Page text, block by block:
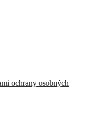
ochrany osobných